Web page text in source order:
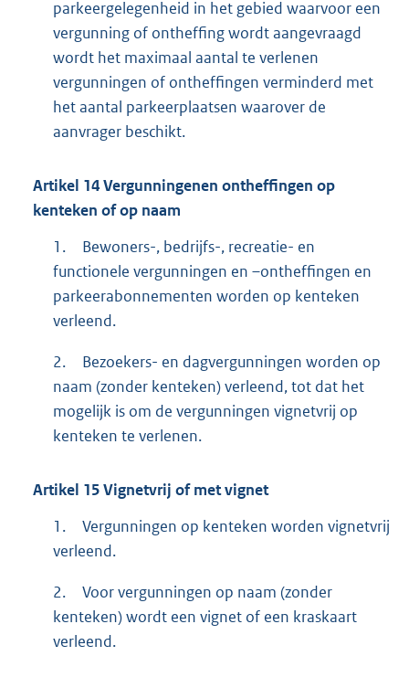
parkeergelegenheid in het gebied waarvoor een
vergunning of ontheffing wordt aangevraagd
wordt het maximaal aantal te verlenen
vergunningen of ontheffingen verminderd met
het aantal parkeerplaatsen waarover de
aanvrager beschikt.
Artikel 14Vergunningenen ontheffingen op
kenteken of op naam
1.
Bewoners-, bedrijfs-, recreatie- en
functionele vergunningen en –ontheffingen en
parkeerabonnementen worden op kenteken
verleend.
2.
Bezoekers- en dagvergunningen worden op
naam (zonder kenteken) verleend, tot dat het
mogelijk is om de vergunningen vignetvrij op
kenteken te verlenen.
Artikel 15Vignetvrij of met vignet
1.
Vergunningen op kenteken worden vignetvrij
verleend.
2.
Voor vergunningen op naam (zonder
kenteken) wordt een vignet of een kraskaart
verleend.